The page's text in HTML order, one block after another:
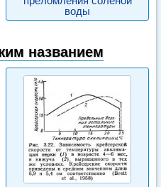
воды
названием